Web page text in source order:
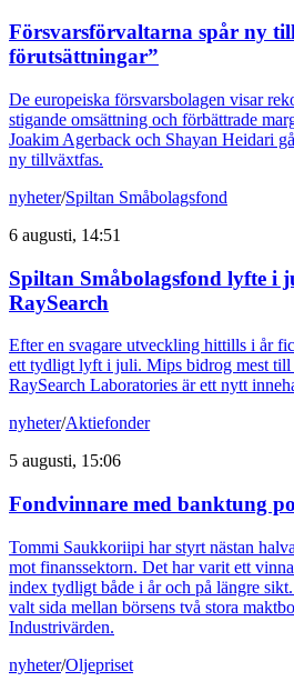
Försvarsförvaltarna spår ny
förutsättningar”
De europeiska försvarsbolagen visar
stigande omsättning och förbättrade
Joakim Agerback och Shayan Heidari
ny tillväxtfas.
nyheter/Spiltan Småbolagsfond
6 augusti, 14:51
Spiltan Småbolagsfond lyfte i
RaySearch
Efter en svagare utveckling hittills i år
ett tydligt lyft i juli. Mips bidrog mest till
RaySearch Laboratories är ett nytt
nyheter/Aktiefonder
5 augusti, 15:06
Fondvinnare med banktung
Tommi Saukkoriipi har styrt nästan
mot finanssektorn. Det har varit ett
index tydligt både i år och på längre
valt sida mellan börsens två stora
Industrivärden.
nyheter/Oljepriset